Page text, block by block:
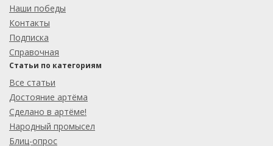
Наши победы
Контакты
Подписка
Справочная
Статьи по категориям
Все статьи
Достояние артёма
Сделано в артёме!
Народный промысел
Блиц-опрос